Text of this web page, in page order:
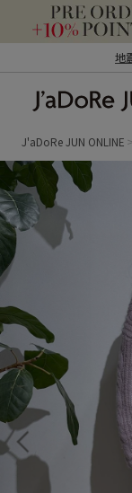
地
ン オンライン）
J'aDoRe JUN ONLINE